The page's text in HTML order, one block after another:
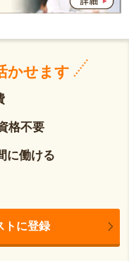
かせます
格不要
に働ける
トに登録